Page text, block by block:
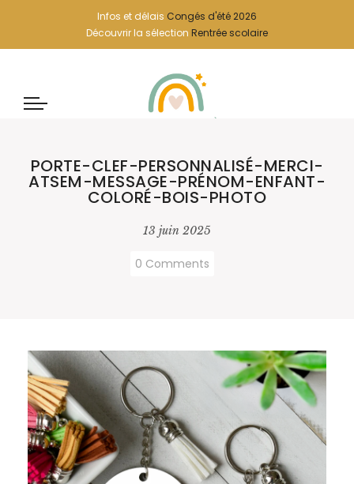
Infos et délais Congés d'été 2026
Découvrir la sélection Rentrée scolaire
PORTE-CLEF-PERSONNALISÉ-MERCI-
ATSEM-MESSAGE-PRÉNOM-ENFANT-
COLORÉ-BOIS-PHOTO
13 juin 2025
0 Comments